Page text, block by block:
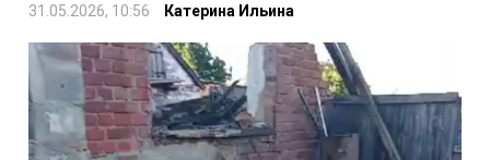
31.05.2026, 10:56 Катерина Ильина